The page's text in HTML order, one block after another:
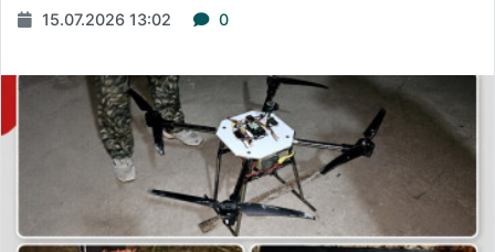
15.07.2026 13:02 0